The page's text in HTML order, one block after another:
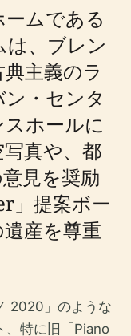
ムである
、ブレン
主義のラ
・センタ
ホールに
真や、都
見を奨励
」提案ボー
産を尊重
2020」のような
、特に旧「Piano